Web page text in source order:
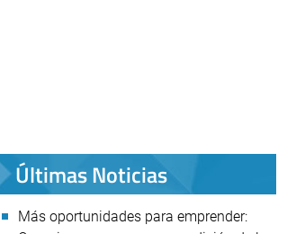
Últimas Noticias
Más oportunidades para emprender: